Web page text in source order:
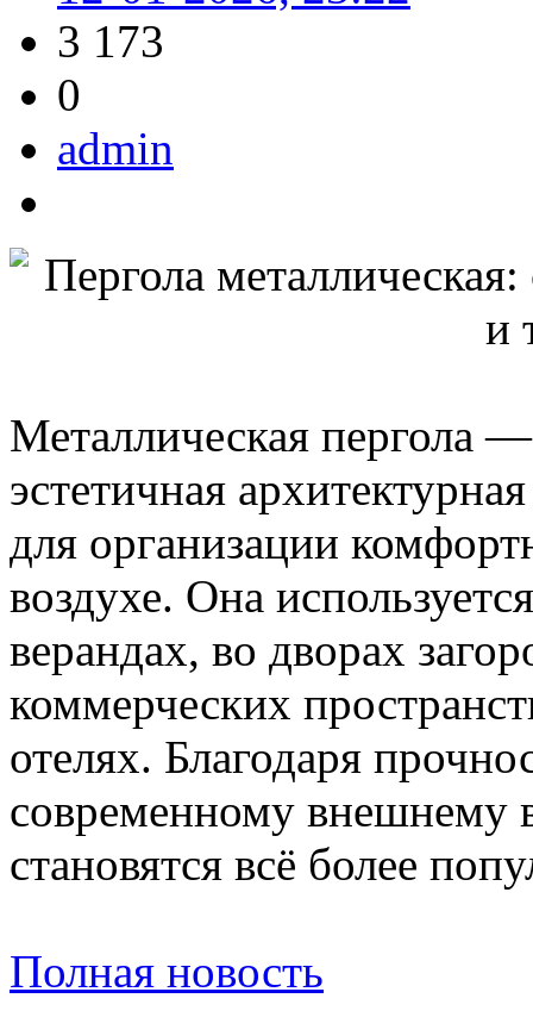
3 173
0
admin
Металлическая пергола
эстетичная
для организации
воздухе. Она
верандах, во дворах
коммерческих
отелях. Благодаря
современному внешнему
становятся всё более
Полная новость